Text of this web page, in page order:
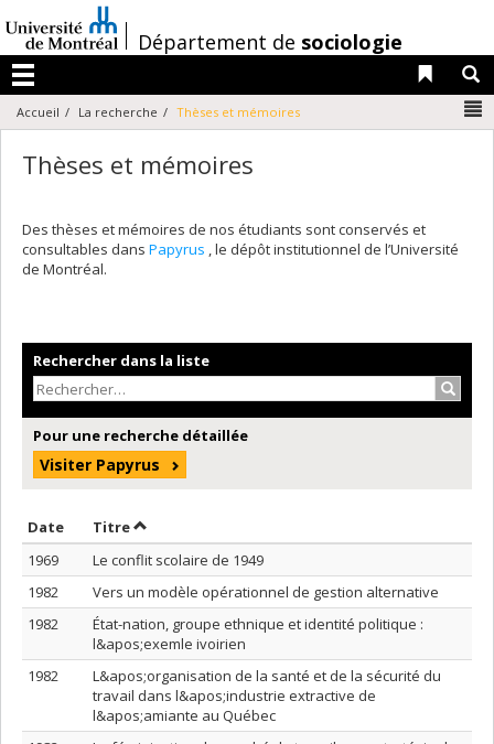
au
contenu
/Département de sociologie
Menu
Liens
Accueil La recherche Thèses et mémoires
Thèses et mémoires
Des thèses et mémoires de nos étudiants sont conservés et
consultables dans Papyrus , le dépôt institutionnel de l’Université
de Montréal.
Rechercher dans la liste
Pour une recherche détaillée
Visiter Papyrus
Date Trier par date en ordre décroissant
TitreTrier par titre en ordre décroissant
1969
Le conflit scolaire de 1949
1982
Vers un modèle opérationnel de gestion alternative
1982
État-nation, groupe ethnique et identité politique :
l&apos;exemle ivoirien
1982
L&apos;organisation de la santé et de la sécurité du
travail dans l&apos;industrie extractive de
l&apos;amiante au Québec